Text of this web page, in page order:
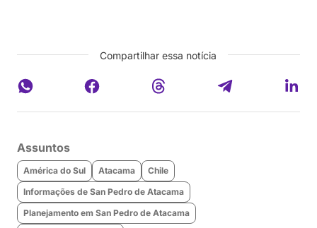
Compartilhar essa notícia
Assuntos
América do Sul Atacama
Chile
Informações de San Pedro de Atacama
Planejamento em San Pedro de Atacama